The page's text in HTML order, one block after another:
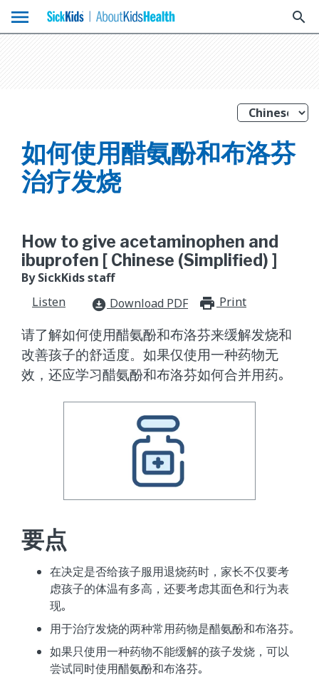
menu search
如何使用醋氨酚和布洛芬
治疗发烧
How to give acetaminophen and
ibuprofen [ Chinese (Simplified) ]
By SickKids staff
Listen
download_for_offline Download PDF Print
请了解如何使用醋氨酚和布洛芬来缓解发烧和
改善孩子的舒适度。如果仅使用一种药物无
效，还应学习醋氨酚和布洛芬如何合并用药｡
要点
在决定是否给孩子服用退烧药时，家长不仅要考
虑孩子的体温有多高，还要考虑其面色和行为表
现｡
用于治疗发烧的两种常用药物是醋氨酚和布洛芬｡
如果只使用一种药物不能缓解的孩子发烧，可以
尝试同时使用醋氨酚和布洛芬｡